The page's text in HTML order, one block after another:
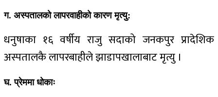
ग. अस्पतालको लापरवाहीको कारण मृत्यु:
धनुषाका १६ वर्षीय राजु सदाको जनकपुर प्रादेशिक
अस्पतालकै लापरबाहीले झाडापखालाबाट मृत्यु ।
घ. प्रेममा धोकाः